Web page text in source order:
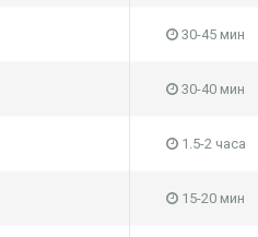
30-45 мин
30-40 мин
1.5-2 часа
15-20 мин